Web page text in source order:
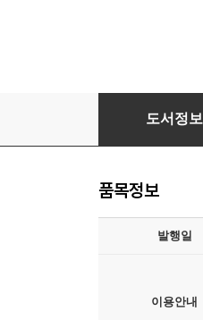
문제 없는 수학책
도서정보
품목정보
발행일
이용안내